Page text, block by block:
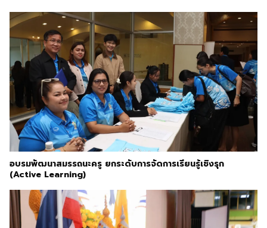
อบรมพัฒนาสมรรถนะครู ยกระดับการจัดการเรียนรู้เชิงรุก
(Active Learning)